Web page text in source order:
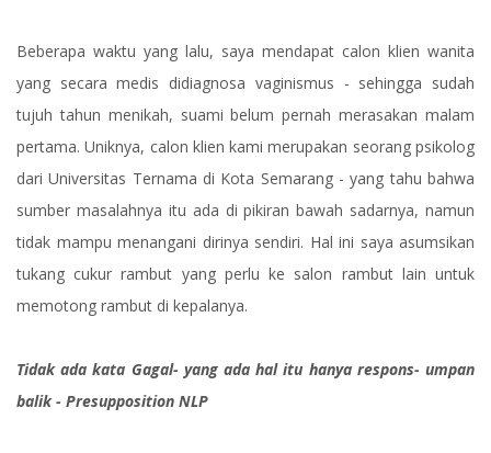
Beberapa waktu yang lalu, saya mendapat calon klien wanita
yang secara medis didiagnosa vaginismus - sehingga sudah
tujuh tahun menikah, suami belum pernah merasakan malam
pertama. Uniknya, calon klien kami merupakan seorang psikolog
dari Universitas Ternama di Kota Semarang - yang tahu bahwa
sumber masalahnya itu ada di pikiran bawah sadarnya, namun
tidak mampu menangani dirinya sendiri. Hal ini saya asumsikan
tukang cukur rambut yang perlu ke salon rambut lain untuk
memotong rambut di kepalanya.
Tidak ada kata Gagal- yang ada hal itu hanya respons- umpan
balik - Presupposition NLP